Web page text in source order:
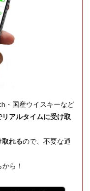
・国産ウイスキーなど
アルタイムに受け取
取れるので、不要な通
ら！